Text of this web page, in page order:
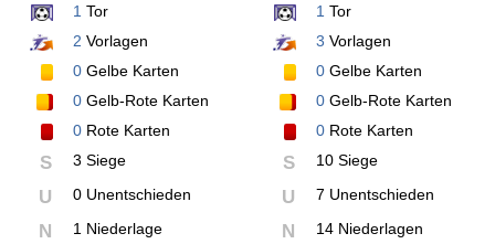
1 Tor
2 Vorlagen
0 Gelbe Karten
0 Gelb-Rote Karten
0 Rote Karten
S 3 Siege
U 0 Unentschieden
N 1 Niederlage
1 Tor
3 Vorlagen
0Gelbe Karten
0Gelb-Rote Karten
0Rote Karten
S 10 Siege
U 7 Unentschieden
N 14 Niederlagen